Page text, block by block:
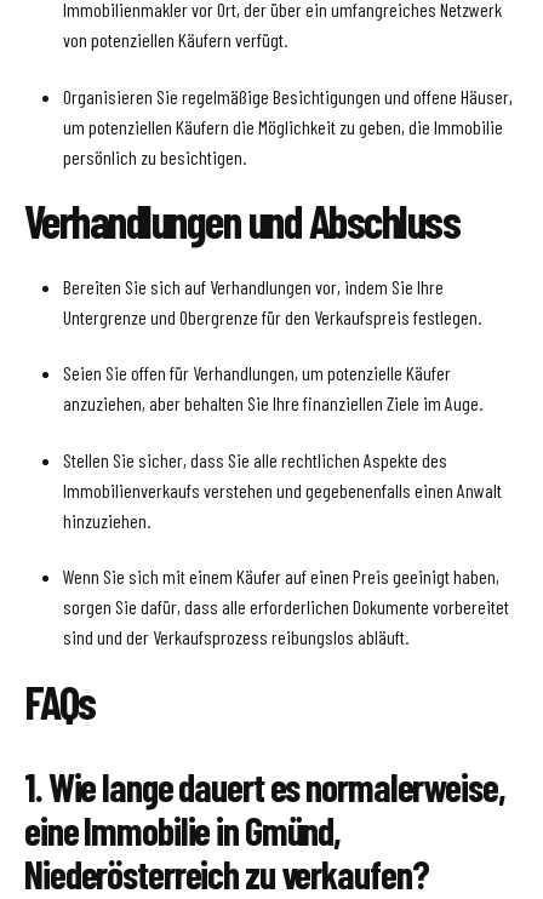
Immobilienmakler vor Ort, der über ein umfangreiches Netzwerk
von potenziellen Käufern verfügt.
Organisieren Sie regelmäßige Besichtigungen und offene Häuser,
um potenziellen Käufern die Möglichkeit zu geben, die Immobilie
persönlich zu besichtigen.
Verhandlungen und Abschluss
Bereiten Sie sich auf Verhandlungen vor, indem Sie Ihre
Untergrenze und Obergrenze für den Verkaufspreis festlegen.
Seien Sie offen für Verhandlungen, um potenzielle Käufer
anzuziehen, aber behalten Sie Ihre finanziellen Ziele im Auge.
Stellen Sie sicher, dass Sie alle rechtlichen Aspekte des
Immobilienverkaufs verstehen und gegebenenfalls einen Anwalt
hinzuziehen.
Wenn Sie sich mit einem Käufer auf einen Preis geeinigt haben,
sorgen Sie dafür, dass alle erforderlichen Dokumente vorbereitet
sind und der Verkaufsprozess reibungslos abläuft.
FAQs
1. Wie lange dauert es normalerweise,
eine Immobilie in Gmünd,
Niederösterreich zu verkaufen?